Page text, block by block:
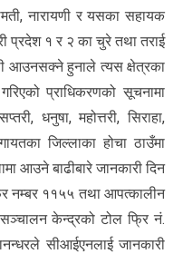
नारायणी र यसका सहायक
प्रदेश १ र २ का चुरे तथा तराई
आउनसक्ने हुनाले त्यस क्षेत्रका
प्राधिकरणको सूचनामा
धनुषा, महोत्तरी, सिराहा,
जिल्लाका होचा ठाउँमा
आउने बाढीबारे जानकारी दिन
नम्बर ११५५ तथा आपत्कालीन
केन्द्रको टोल फ्रि नं.
सीआईएनलाई जानकारी